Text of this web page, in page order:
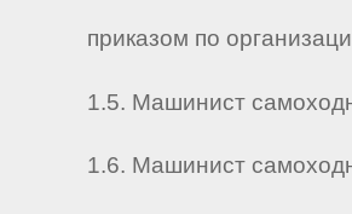
приказом по
1.5. Машинист
1.6. Машинист